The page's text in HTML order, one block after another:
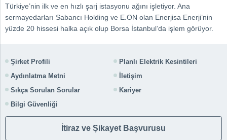
Türkiye’nin ilk ve en hızlı şarj istasyonu ağını işletiyor. Ana
sermayedarları Sabancı Holding ve E.ON olan Enerjisa Enerji’nin
yüzde 20 hissesi halka açık olup Borsa İstanbul’da işlem görüyor.
Şirket Profili
Planlı Elektrik Kesintileri
Aydınlatma Metni
İletişim
Sıkça Sorulan Sorular
Kariyer
Bilgi Güvenliği
İtiraz ve Şikayet Başvurusu